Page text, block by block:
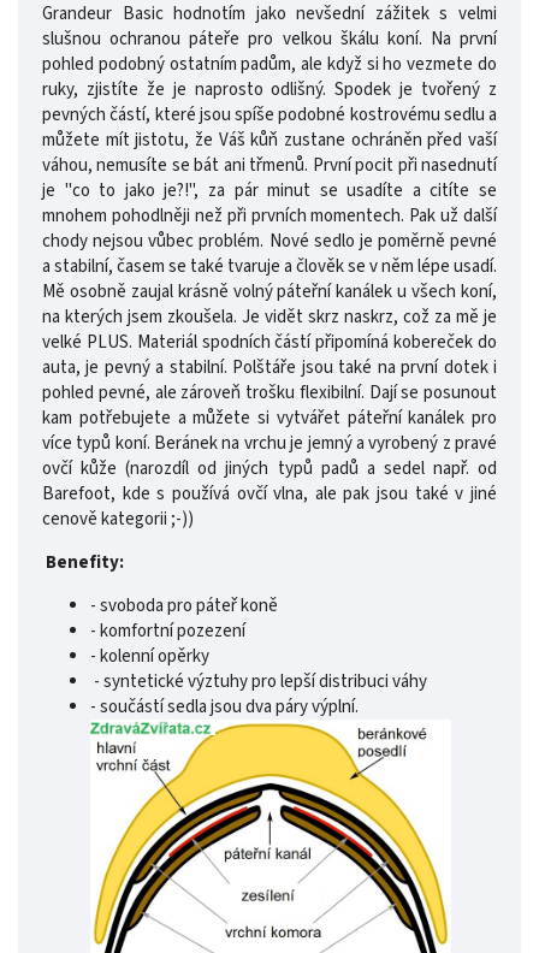
Grandeur Basic hodnotím jako nevšední zážitek s velmi
slušnou ochranou páteře pro velkou škálu koní. Na první
pohled podobný ostatním padům, ale když si ho vezmete do
ruky, zjistíte že je naprosto odlišný. Spodek je tvořený z
pevných částí, které jsou spíše podobné kostrovému sedlu a
můžete mít jistotu, že Váš kůň zustane ochráněn před vaší
váhou, nemusíte se bát ani třmenů. První pocit při nasednutí
je "co to jako je?!", za pár minut se usadíte a citíte se
mnohem pohodlněji než při prvních momentech. Pak už další
chody nejsou vůbec problém. Nové sedlo je poměrně pevné
a stabilní, časem se také tvaruje a člověk se v něm lépe usadí.
Mě osobně zaujal krásně volný páteřní kanálek u všech koní,
na kterých jsem zkoušela. Je vidět skrz naskrz, což za mě je
velké PLUS. Materiál spodních částí připomíná kobereček do
auta, je pevný a stabilní. Polštáře jsou také na první dotek i
pohled pevné, ale zároveň trošku flexibilní. Dají se posunout
kam potřebujete a můžete si vytvářet páteřní kanálek pro
více typů koní. Beránek na vrchu je jemný a vyrobený z pravé
ovčí kůže (narozdíl od jiných typů padů a sedel např. od
Barefoot, kde s používá ovčí vlna, ale pak jsou také v jiné
cenově kategorii ;-))
Benefity:
- svoboda pro páteř koně
- komfortní pozezení
- kolenní opěrky
- syntetické výztuhy pro lepší distribuci váhy
- součástí sedla jsou dva páry výplní.